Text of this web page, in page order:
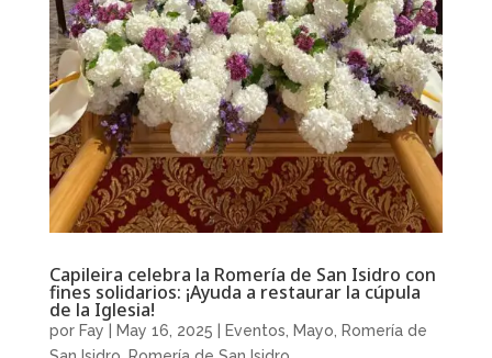
Capileira celebra la Romería de San Isidro con
fines solidarios: ¡Ayuda a restaurar la cúpula
de la Iglesia!
por Fay May 16, 2025 Eventos Mayo
Romería de